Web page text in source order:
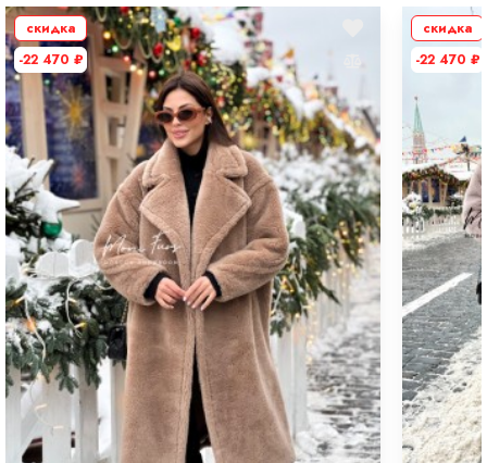
скидка
-22 470 ₽
скидка
-22 470 ₽